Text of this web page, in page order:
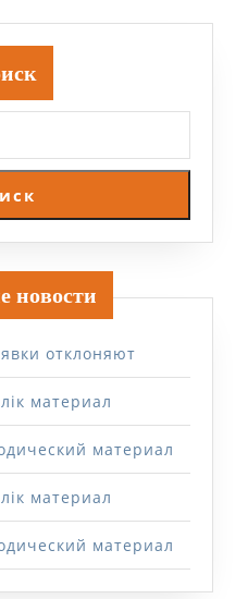
новости
отклоняют
материал
материал
материал
материал